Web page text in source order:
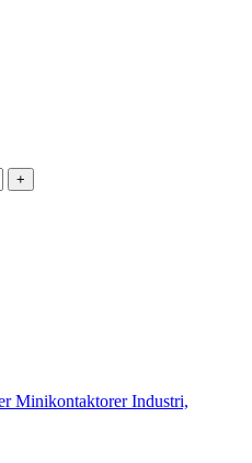
+
MinikontaktorerIndustri,